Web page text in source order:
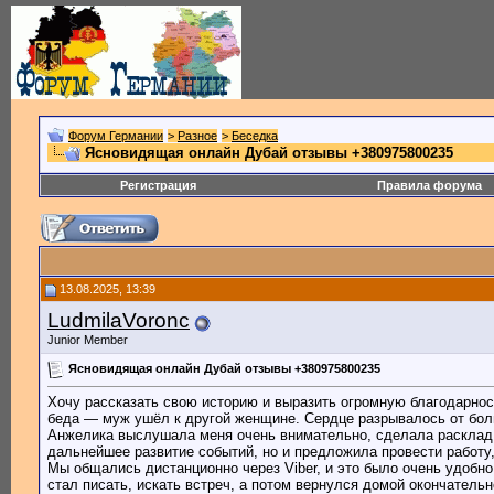
Форум Германии > Разное > Беседка
Ясновидящая онлайн Дубай отзывы +380975800235
Регистрация Правила форума
13.08.2025, 13:39
LudmilaVoronc
Junior Member
Ясновидящая онлайн Дубай отзывы +380975800235
Хочу рассказать свою историю и выразить огромную
беда — муж ушёл к другой женщине. Сердце разрывалось от
Анжелика выслушала меня очень внимательно, сделала
дальнейшее развитие событий, но и предложила провести
Мы общались дистанционно через Viber, и это было очень
стал писать, искать встреч, а потом вернулся домой